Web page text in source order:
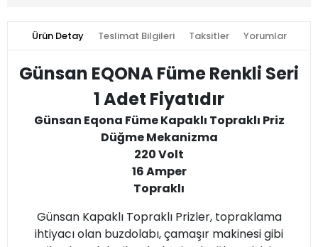
Ürün Detay Teslimat Bilgileri Taksitler Yorumlar
Günsan EQONA Füme Renkli Seri
1 Adet Fiyatıdır
Günsan Eqona Füme Kapaklı Topraklı Priz
Düğme Mekanizma
220 Volt
16 Amper
Topraklı
Günsan Kapaklı Topraklı Prizler, topraklama
ihtiyacı olan buzdolabı, çamaşır makinesi gibi